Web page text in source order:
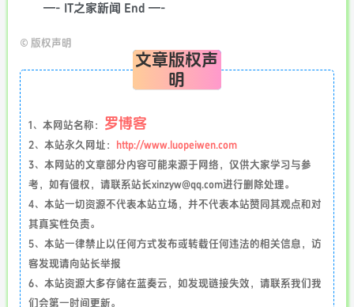
—- IT之家新闻 End —-
© 版权声明
文章版权声
明
1、本网站名称： 罗博客
2、本站永久网址：
http://www.luopeiwen.com
3、本网站的文章部分内容可能来源于网络，仅供大家学习与参
考，如有侵权，请联系站长xinzyw@qq.com进行删除处理。
4、本站一切资源不代表本站立场，并不代表本站赞同其观点和对
其真实性负责。
5、本站一律禁止以任何方式发布或转载任何违法的相关信息，访
客发现请向站长举报
6、本站资源大多存储在蓝奏云，如发现链接失效，请联系我们我
们会第一时间更新。